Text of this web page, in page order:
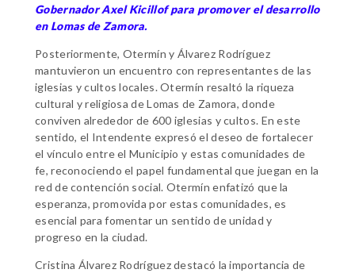
Gobernador Axel Kicillof para promover el desarrollo
en Lomas de Zamora.
Posteriormente, Otermín y Álvarez Rodríguez
mantuvieron un encuentro con representantes de las
iglesias y cultos locales. Otermín resaltó la riqueza
cultural y religiosa de Lomas de Zamora, donde
conviven alrededor de 600 iglesias y cultos. En este
sentido, el Intendente expresó el deseo de fortalecer
el vínculo entre el Municipio y estas comunidades de
fe, reconociendo el papel fundamental que juegan en la
red de contención social. Otermín enfatizó que la
esperanza, promovida por estas comunidades, es
esencial para fomentar un sentido de unidad y
progreso en la ciudad.
Cristina Álvarez Rodríguez destacó la importancia de